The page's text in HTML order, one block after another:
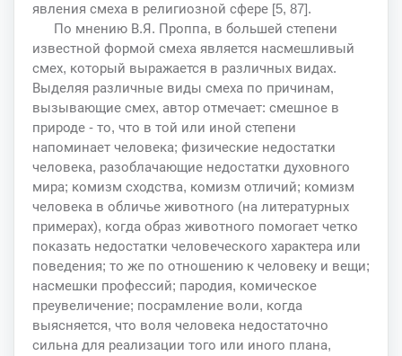
явления смеха в религиозной сфере [5, 87].
По мнению В.Я. Проппа, в большей степени
известной формой смеха является насмешливый
смех, который выражается в различных видах.
Выделяя различные виды смеха по причинам,
вызывающие смех, автор отмечает: смешное в
природе - то, что в той или иной степени
напоминает человека; физические недостатки
человека, разоблачающие недостатки духовного
мира; комизм сходства, комизм отличий; комизм
человека в обличье животного (на литературных
примерах), когда образ животного помогает четко
показать недостатки человеческого характера или
поведения; то же по отношению к человеку и вещи;
насмешки профессий; пародия, комическое
преувеличение; посрамление воли, когда
выясняется, что воля человека недостаточно
сильна для реализации того или иного плана,